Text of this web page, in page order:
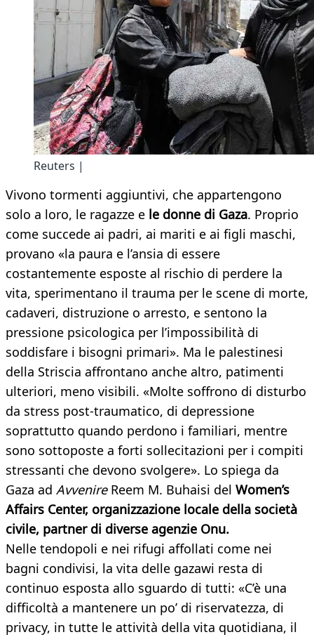
Reuters |
Vivono tormenti aggiuntivi, che appartengono
solo a loro, le ragazze e le donne di Gaza. Proprio
come succede ai padri, ai mariti e ai figli maschi,
provano «la paura e l’ansia di essere
costantemente esposte al rischio di perdere la
vita, sperimentano il trauma per le scene di morte,
cadaveri, distruzione o arresto, e sentono la
pressione psicologica per l’impossibilità di
soddisfare i bisogni primari». Ma le palestinesi
della Striscia affrontano anche altro, patimenti
ulteriori, meno visibili. «Molte soffrono di disturbo
da stress post-traumatico, di depressione
soprattutto quando perdono i familiari, mentre
sono sottoposte a forti sollecitazioni per i compiti
stressanti che devono svolgere». Lo spiega da
Gaza ad Avvenire Reem M. Buhaisi del Women’s
Affairs Center, organizzazione locale della società
civile, partner di diverse agenzie Onu.
Nelle tendopoli e nei rifugi affollati come nei
bagni condivisi, la vita delle gazawi resta di
continuo esposta allo sguardo di tutti: «C’è una
difficoltà a mantenere un po’ di riservatezza, di
privacy, in tutte le attività della vita quotidiana, il